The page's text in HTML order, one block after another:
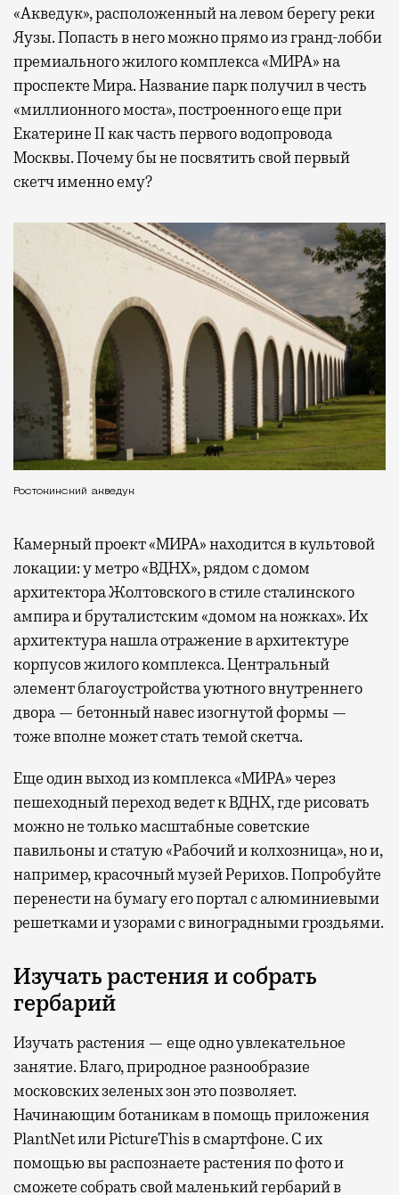
«Акведук», расположенный на левом берегу реки
Яузы. Попасть в него можно прямо из гранд-лобби
премиального жилого комплекса «МИРА» на
проспекте Мира. Название парк получил в честь
«миллионного моста», построенного еще при
Екатерине II как часть первого водопровода
Москвы. Почему бы не посвятить свой первый
скетч именно ему?
Ростокинский акведук
Камерный проект «МИРА» находится в культовой
локации: у метро «ВДНХ», рядом с домом
архитектора Жолтовского в стиле сталинского
ампира и бруталистским «домом на ножках». Их
архитектура нашла отражение в архитектуре
корпусов жилого комплекса. Центральный
элемент благоустройства уютного внутреннего
двора — бетонный навес изогнутой формы —
тоже вполне может стать темой скетча.
Еще один выход из комплекса «МИРА» через
пешеходный переход ведет к ВДНХ, где рисовать
можно не только масштабные советские
павильоны и статую «Рабочий и колхозница», но и,
например, красочный музей Рерихов. Попробуйте
перенести на бумагу его портал с алюминиевыми
решетками и узорами с виноградными гроздьями.
Изучать растения и собрать
гербарий
Изучать растения — еще одно увлекательное
занятие. Благо, природное разнообразие
московских зеленых зон это позволяет.
Начинающим ботаникам в помощь приложения
PlantNet или PictureThis в смартфоне. С их
помощью вы распознаете растения по фото и
сможете собрать свой маленький гербарий в